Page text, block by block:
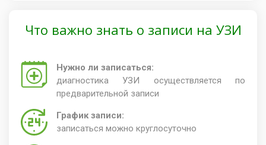
Что важно знать о записи на УЗИ
Нужно ли записаться:
диагностика УЗИ осуществляется по
предварительной записи
График записи:
записаться можно круглосуточно